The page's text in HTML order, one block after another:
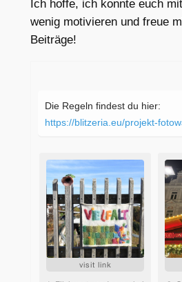
Ich hoffe, ich konnte euch
wenig motivieren und freue
Beiträge!